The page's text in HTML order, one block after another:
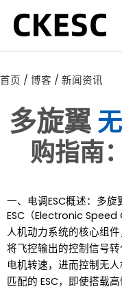
首页 / 博客 / 新闻资讯
多旋翼
购指南
一、电调ESC概述：多旋
ESC（Electronic
人机动力系统的核心组
将飞控输出的控制信号
电机转速，进而控制无
匹配的 ESC，即使搭载